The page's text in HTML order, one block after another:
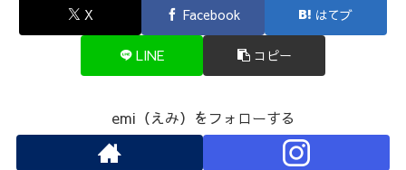
X Facebook はてブ
LINE コピー
emi（えみ）をフォローする